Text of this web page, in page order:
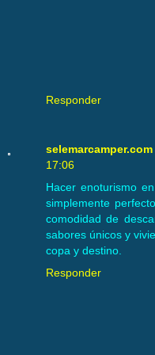
Responder
selemarcamper.com
17:06
Hacer enoturismo
simplemente
comodidad de
sabores únicos y
copa y destino.
Responder